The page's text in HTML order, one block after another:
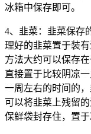
冰箱中保存即可。
4、韭菜：韭菜保存
理好的韭菜置于装
方法大约可以保存
直接置于比较阴凉
一周左右的时间的
可以将韭菜上残留
保鲜袋封存住，置